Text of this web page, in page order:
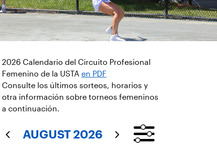
2026 Calendario del Circuito Profesional
Femenino de la USTA en PDF
Consulte los últimos sorteos, horarios y
otra información sobre torneos femeninos
a continuación.
AUGUST 2026